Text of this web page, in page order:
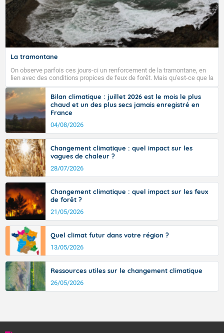
La tramontane
On observe parfois ces jours-ci un renforcement de la tramontane, en
lien avec des conditions propices de feux de forêt. Mais qu'est-ce que la
tramontane ? Quelles sont ses caractéristiques ? La tramontane est un
vent turbulent soufflant de secteur nord-ouest à nord, ou ouest à nord-
ouest, dans un secteur qui part du Roussillon à la vallée de l’Aude et à
l’ouest de l’Hérault. L’étymologie de ce vent vient du latin trasmontanus,
signifiant au-delà des monts, en allusion aux régions montagneuses
d’où provient ce vent.
Bilan climatique : juillet 2026 est le mois le plus
chaud et un des plus secs jamais enregistré en
France
04/08/2026
Changement climatique : quel impact sur les
vagues de chaleur ?
28/07/2026
Changement climatique : quel impact sur les feux
de forêt ?
21/05/2026
Quel climat futur dans votre région ?
13/05/2026
Ressources utiles sur le changement climatique
26/05/2026